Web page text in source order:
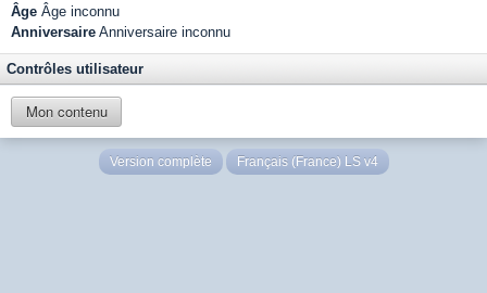
Âge Âge inconnu
Anniversaire Anniversaire inconnu
Contrôles utilisateur
Mon contenu
Version complète Français (France) LS v4